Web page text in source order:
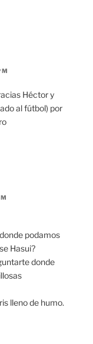
Héctor y
al fútbol) por
podamos
Hasui?
donde
lleno de humo.